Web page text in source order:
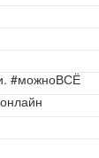
#можноВСЁ